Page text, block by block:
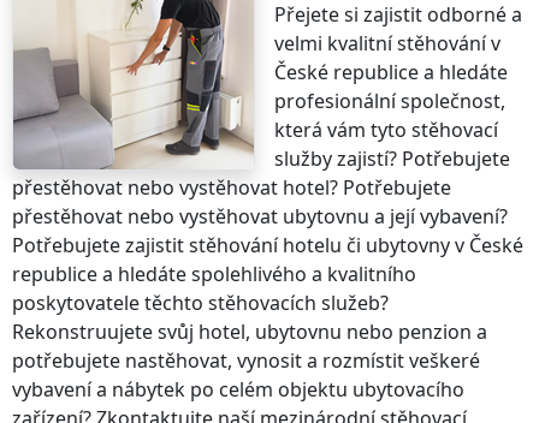
Přejete si zajistit odborné a
velmi kvalitní stěhovánív
České republicea hledáte
profesionální společnost,
která vám tyto stěhovací
služby zajistí? Potřebujete
přestěhovat nebo vystěhovat hotel? Potřebujete
přestěhovat nebo vystěhovat ubytovnu a její vybavení?
Potřebujete zajistit stěhování hotelu či ubytovnyv České
republicea hledáte spolehlivého a kvalitního
poskytovatele těchto stěhovacích služeb?
Rekonstruujete svůj hotel, ubytovnu nebo penzion a
potřebujete nastěhovat, vynosit a rozmístit veškeré
vybavení a nábytek po celém objektu ubytovacího